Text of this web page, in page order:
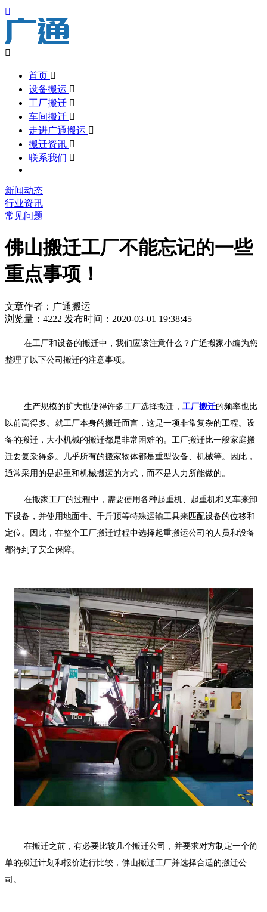


首页 
设备搬运 
工厂搬迁 
车间搬迁 
走进广通搬运 
搬迁资讯 
联系我们 
新闻动态
行业资讯
常见问题
佛山搬迁工厂不能忘记的一些
重点事项！
文章作者：广通搬运
浏览量：4222 发布时间：2020-03-01 19:38:45
在工厂和设备的搬迁中，我们应该注意什么？广通搬家小编为您
整理了以下公司搬迁的注意事项。
生产规模的扩大也使得许多工厂选择搬迁， 工厂搬迁的频率也比
以前高得多。就工厂本身的搬迁而言，这是一项非常复杂的工程。设
备的搬迁，大小机械的搬迁都是非常困难的。工厂搬迁比一般家庭搬
迁要复杂得多。几乎所有的搬家物体都是重型设备、机械等。因此，
通常采用的是起重和机械搬运的方式，而不是人力所能做的。
在搬家工厂的过程中，需要使用各种起重机、起重机和叉车来卸
下设备，并使用地面牛、千斤顶等特殊运输工具来匹配设备的位移和
定位。因此，在整个工厂搬迁过程中选择起重搬运公司的人员和设备
都得到了安全保障。
在搬迁之前，有必要比较几个搬迁公司，并要求对方制定一个简
单的搬迁计划和报价进行比较， 佛山搬迁工厂并选择合适的搬迁公
司。